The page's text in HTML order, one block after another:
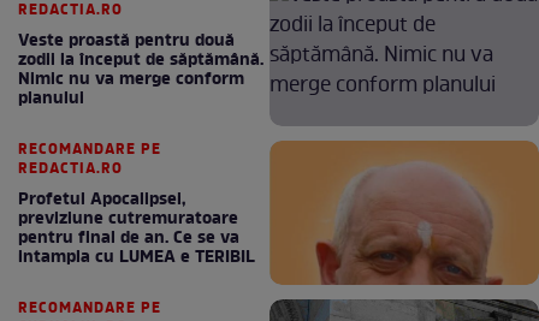
REDACTIA.RO
Veste proastă pentru două
zodii la început de săptămână.
Nimic nu va merge conform
planului
RECOMANDARE PE
REDACTIA.RO
Profetul Apocalipsei,
previziune cutremuratoare
pentru final de an. Ce se va
intampla cu LUMEA e TERIBIL
RECOMANDARE PE